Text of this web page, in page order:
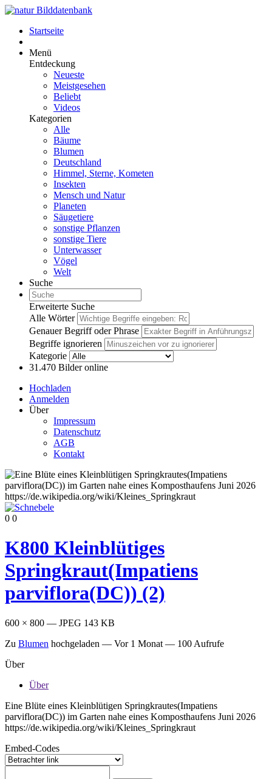
Startseite
Menü
Entdeckung
Neueste
Meistgesehen
Beliebt
Videos
Kategorien
Alle
Bäume
Blumen
Deutschland
Himmel, Sterne, Kometen
Insekten
Mensch und Natur
Planeten
Säugetiere
sonstige Pflanzen
sonstige Tiere
Unterwasser
Vögel
Welt
Suche
Erweiterte Suche
Alle Wörter
Genauer Begriff oder Phrase
Begriffe ignorieren
Kategorie
31.470 Bilder online
Hochladen
Anmelden
Über
Impressum
Datenschutz
AGB
Kontakt
0 0
K800 Kleinblütiges
Springkraut(Impatiens
parviflora(DC)) (2)
600 × 800 — JPEG 143 KB
Zu Blumen hochgeladen — Vor 1 Monat — 100 Aufrufe
Über
Über
Eine Blüte eines Kleinblütigen Springkrautes(Impatiens
parviflora(DC)) im Garten nahe eines Komposthaufens Juni 2026
https://de.wikipedia.org/wiki/Kleines_Springkraut
Embed-Codes